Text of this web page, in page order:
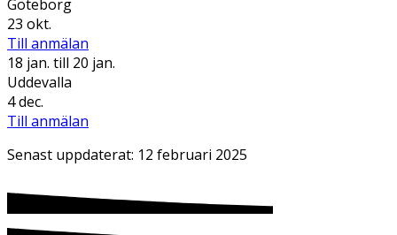
Göteborg
23 okt.
Till anmälan
18 jan. till 20 jan.
Uddevalla
4 dec.
Till anmälan
Senast uppdaterat: 12 februari 2025